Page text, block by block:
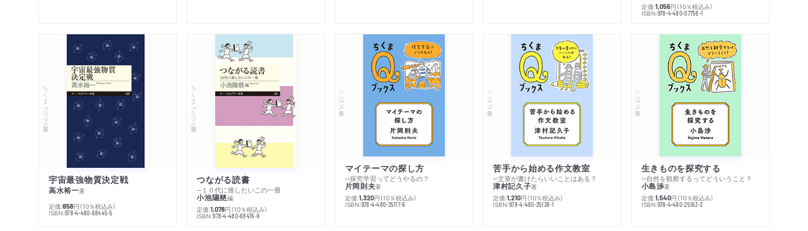
定価:1,056円 （10％税込み）
ISBN:978-4-480-07756-1
ちくまプリマー新書
宇宙最強物質決定戦
高水裕一著
定価:858円 （10％税込み）
ISBN:978-4-480-68445-5
ちくまプリマー新書
つながる読書
─１０代に推したいこの一冊
小池陽慈編
定価:1,078円 （10％税込み）
ISBN:978-4-480-68476-9
シリーズ・全集
マイテーマの探し方
─探究学習ってどうやるの？
片岡則夫著
定価:1,320円 （10％税込み）
ISBN:978-4-480-25117-6
シリーズ・全集
苦手から始める作文教室
─文章が書けたらいいことはある？
津村記久子著
定価:1,210円 （10％税込み）
ISBN:978-4-480-25138-1
シリーズ・全集
生きものを探究する
─自然を観察するってどういうこと？
小島渉著
定価:1,540円 （10％税込み）
ISBN:978-4-480-25163-3